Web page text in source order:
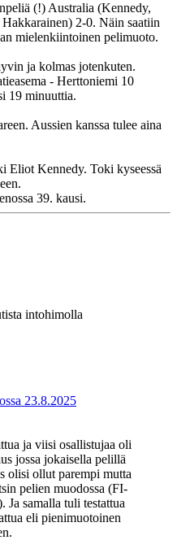
(!) Australia (Kennedy,
2-0. Näin saatiin
mielenkiintoinen pelimuoto.
ja kolmas jotenkuten.
- Herttoniemi 10
19 minuuttia.
Aussien kanssa tulee aina
Eliot Kennedy. Toki kyseessä
39. kausi.
intohimolla
23.8.2025
ja viisi osallistujaa oli
jossa jokaisella pelillä
olisi ollut parempi mutta
pelien muodossa (FI-
Ja samalla tuli testattua
eli pienimuotoinen